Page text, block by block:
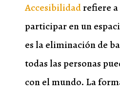
Accesibilidadrefiere
participar en un
es la eliminación de
todas las personas
con el mundo. La